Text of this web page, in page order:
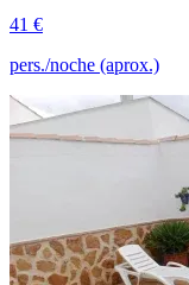
41 €
pers./noche (aprox.)